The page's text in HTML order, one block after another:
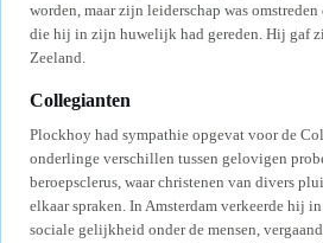
worden, maar zijn leiderschap was
die hij in zijn huwelijk had gereden. Hij gaf
Zeeland.
Collegianten
Plockhoy had sympathie opgevat voor de
onderlinge verschillen tussen gelovigen
beroepsclerus, waar christenen van divers
elkaar spraken. In Amsterdam verkeerde hij
sociale gelijkheid onder de mensen,